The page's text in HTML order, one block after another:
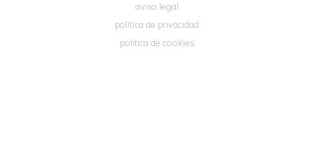
aviso legal
política de privacidad
política de cookies